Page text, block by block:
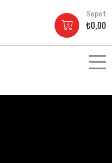
Sepet
₺0,00